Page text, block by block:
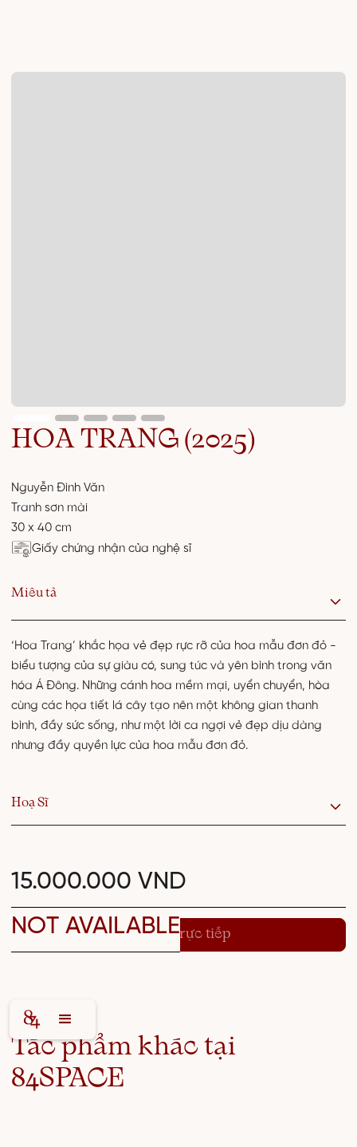
HOA TRANG (2025)
Nguyễn Đình Văn
Tranh sơn mài
30 x 40 cm
Giấy chứng nhận của nghệ sĩ
Miêu tả
‘Hoa Trang’ khắc họa vẻ đẹp rực rỡ của hoa mẫu đơn đỏ -
biểu tượng của sự giàu có, sung túc và yên bình trong văn
hóa Á Đông. Những cánh hoa mềm mại, uyển chuyển, hòa
cùng các họa tiết lá cây tạo nên một không gian thanh
bình, đầy sức sống, như một lời ca ngợi vẻ đẹp dịu dàng
nhưng đầy quyền lực của hoa mẫu đơn đỏ.
Hoạ Sĩ
15.000.000 VND
NOT AVAILABLETư vấn trực tiếp
Tác phẩm khác tại
84SPACE